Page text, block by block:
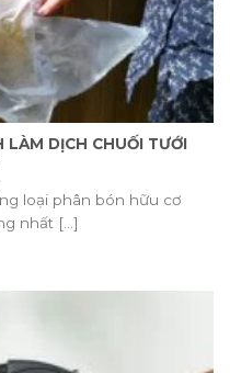
LÀM DỊCH CHUỐI TƯỚI
loại phân bón hữu cơ
nhất [...]